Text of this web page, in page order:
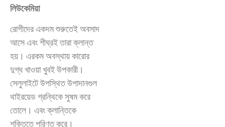
লিউকেমিয়া
রোগীদের একদম শুরুতেই অবসাদ
আসে এবং শীঘ্রই তারা ক্লান্ত
হয়। এরকম অবস্থায় কারোর
দুগ্ধ খাওয়া খুবই উপকারী।
সেলুলাইটে উপস্থিত উপাদানগুল
থাইরয়েড গ্রন্থিকে সুষম করে
তোলে। এবং ক্লান্তিকে
শক্তিতে পরিণত করে।